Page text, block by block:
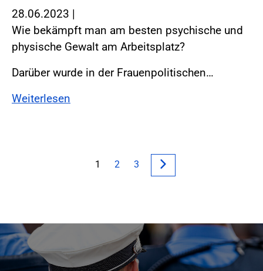
28.06.2023 |
Wie bekämpft man am besten psychische und
physische Gewalt am Arbeitsplatz?
Darüber wurde in der Frauenpolitischen…
Weiterlesen
1 2 3